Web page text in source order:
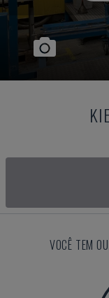
VOCÊ TEM